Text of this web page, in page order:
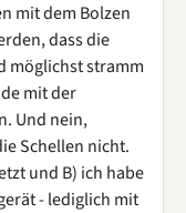
mit dem Bolzen
dass die
möglichst stramm
mit der
Und nein,
Schellen nicht.
und B) ich habe
- lediglich mit